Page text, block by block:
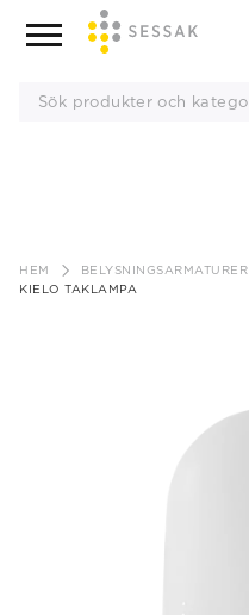
innehåll
HEM BELYSNINGSARMATURER
KIELO TAKLAMPA